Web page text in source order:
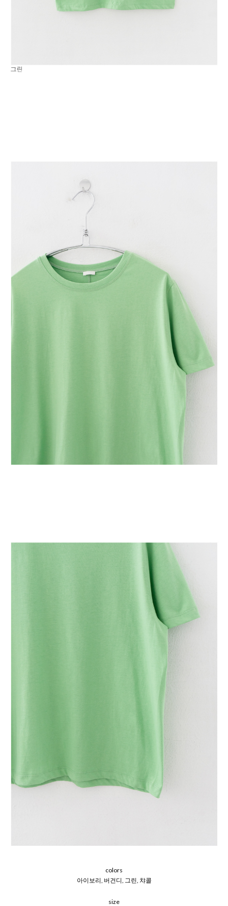
colors
아이보리, 버건디, 그린, 챠콜
size